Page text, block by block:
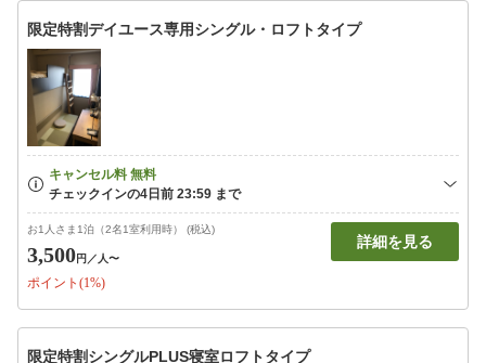
限定特割デイユース専用シングル・ロフトタイプ
お1人さま1泊（2名1室利用時） (税込)
3,500円 ／人〜
ポイント(1%)
詳細を見る
限定特割シングルPLUS寝室ロフトタイプ